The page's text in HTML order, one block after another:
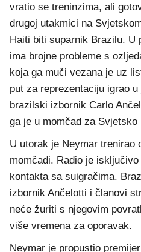
vratio se treninzima, ali
drugoj utakmici na
Haiti biti suparnik Brazilu. U
ima brojne probleme s
koja ga muči vezana je uz
put za reprezentaciju igrao
brazilski izbornik Carlo
ga je u momčad za Svjetsko
U utorak je Neymar trenirao
momčadi. Radio je
kontakta sa suigračima.
izbornik Ančelotti i članovi
neće žuriti s njegovim
više vremena za oporavak.
Neymar je propustio